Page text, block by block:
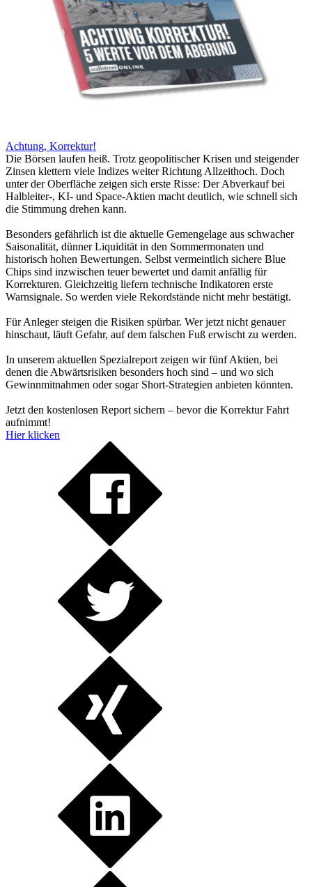
Achtung, Korrektur!
Die Börsen laufen heiß. Trotz geopolitischer Krisen und steigender
Zinsen klettern viele Indizes weiter Richtung Allzeithoch. Doch
unter der Oberfläche zeigen sich erste Risse: Der Abverkauf bei
Halbleiter-, KI- und Space-Aktien macht deutlich, wie schnell sich
die Stimmung drehen kann.
Besonders gefährlich ist die aktuelle Gemengelage aus schwacher
Saisonalität, dünner Liquidität in den Sommermonaten und
historisch hohen Bewertungen. Selbst vermeintlich sichere Blue
Chips sind inzwischen teuer bewertet und damit anfällig für
Korrekturen. Gleichzeitig liefern technische Indikatoren erste
Warnsignale. So werden viele Rekordstände nicht mehr bestätigt.
Für Anleger steigen die Risiken spürbar. Wer jetzt nicht genauer
hinschaut, läuft Gefahr, auf dem falschen Fuß erwischt zu werden.
In unserem aktuellen Spezialreport zeigen wir fünf Aktien, bei
denen die Abwärtsrisiken besonders hoch sind – und wo sich
Gewinnmitnahmen oder sogar Short-Strategien anbieten könnten.
Jetzt den kostenlosen Report sichern – bevor die Korrektur Fahrt
aufnimmt!
Hier klicken